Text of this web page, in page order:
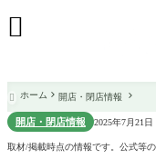

 ホーム 開店・閉店情報
開店・閉店情報 2025年7月21日
取材/掲載時点の情報です。公式等